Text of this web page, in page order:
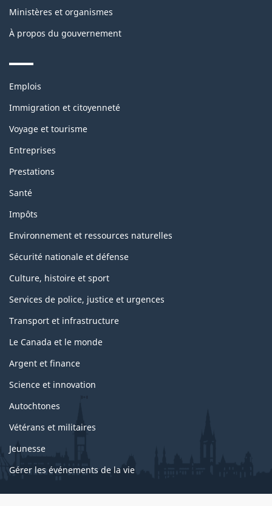
Ministères et organismes
À propos du gouvernement
Themes
topics
Emplois
Immigration et citoyenneté
Voyage et tourisme
Entreprises
Prestations
Santé
Impôts
Environnement et ressources naturelles
Sécurité nationale et défense
Culture, histoire et sport
Services de police, justice et urgences
Transport et infrastructure
Le Canada et le monde
Argent et finance
Science et innovation
Autochtones
Vétérans et militaires
Jeunesse
Gérer les événements de la vie